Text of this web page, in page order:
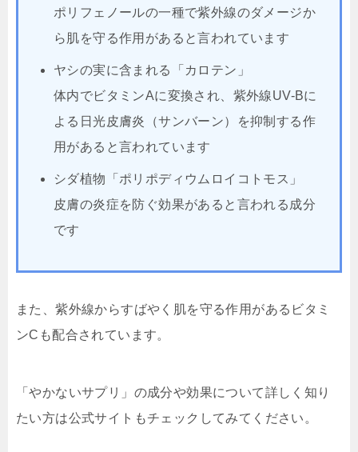
ポリフェノールの一種で紫外線のダメージか
ら肌を守る作用があると言われています
ヤシの実に含まれる「カロテン」
体内でビタミンAに変換され、紫外線UV-Bに
よる日光皮膚炎（サンバーン）を抑制する作
用があると言われています
シダ植物「ポリポディウムロイコトモス」
皮膚の炎症を防ぐ効果があると言われる成分
です
また、紫外線からすばやく肌を守る作用があるビタミ
ンCも配合されています。
「やかないサプリ」の成分や効果について詳しく知り
たい方は公式サイトもチェックしてみてください。